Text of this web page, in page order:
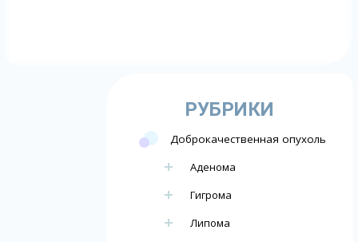
РУБРИКИ
Доброкачественная опухоль
Аденома
Гигрома
Липома